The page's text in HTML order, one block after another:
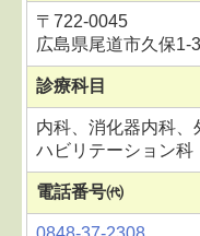
〒722-0045
広島県尾道市久保1-
診療科目
内科、消化器内科、
ハビリテーション科
電話番号㈹